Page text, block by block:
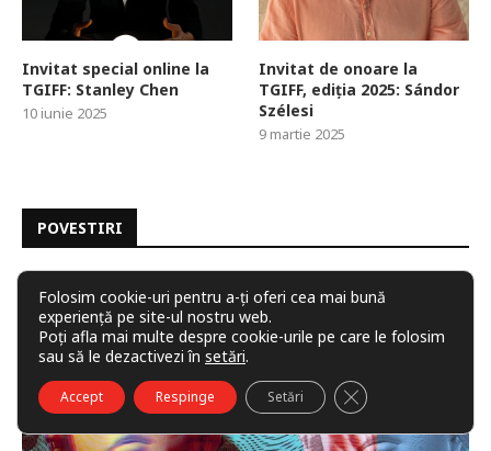
Invitat special online la
TGIFF: Stanley Chen
10 iunie 2025
Invitat de onoare la
TGIFF, ediția 2025: Sándor
Szélesi
9 martie 2025
POVESTIRI
Folosim cookie-uri pentru a-ți oferi cea mai bună
experiență pe site-ul nostru web.
Poți afla mai multe despre cookie-urile pe care le folosim
sau să le dezactivezi în setări.
Accept Respinge Setări CLOSE GDPR